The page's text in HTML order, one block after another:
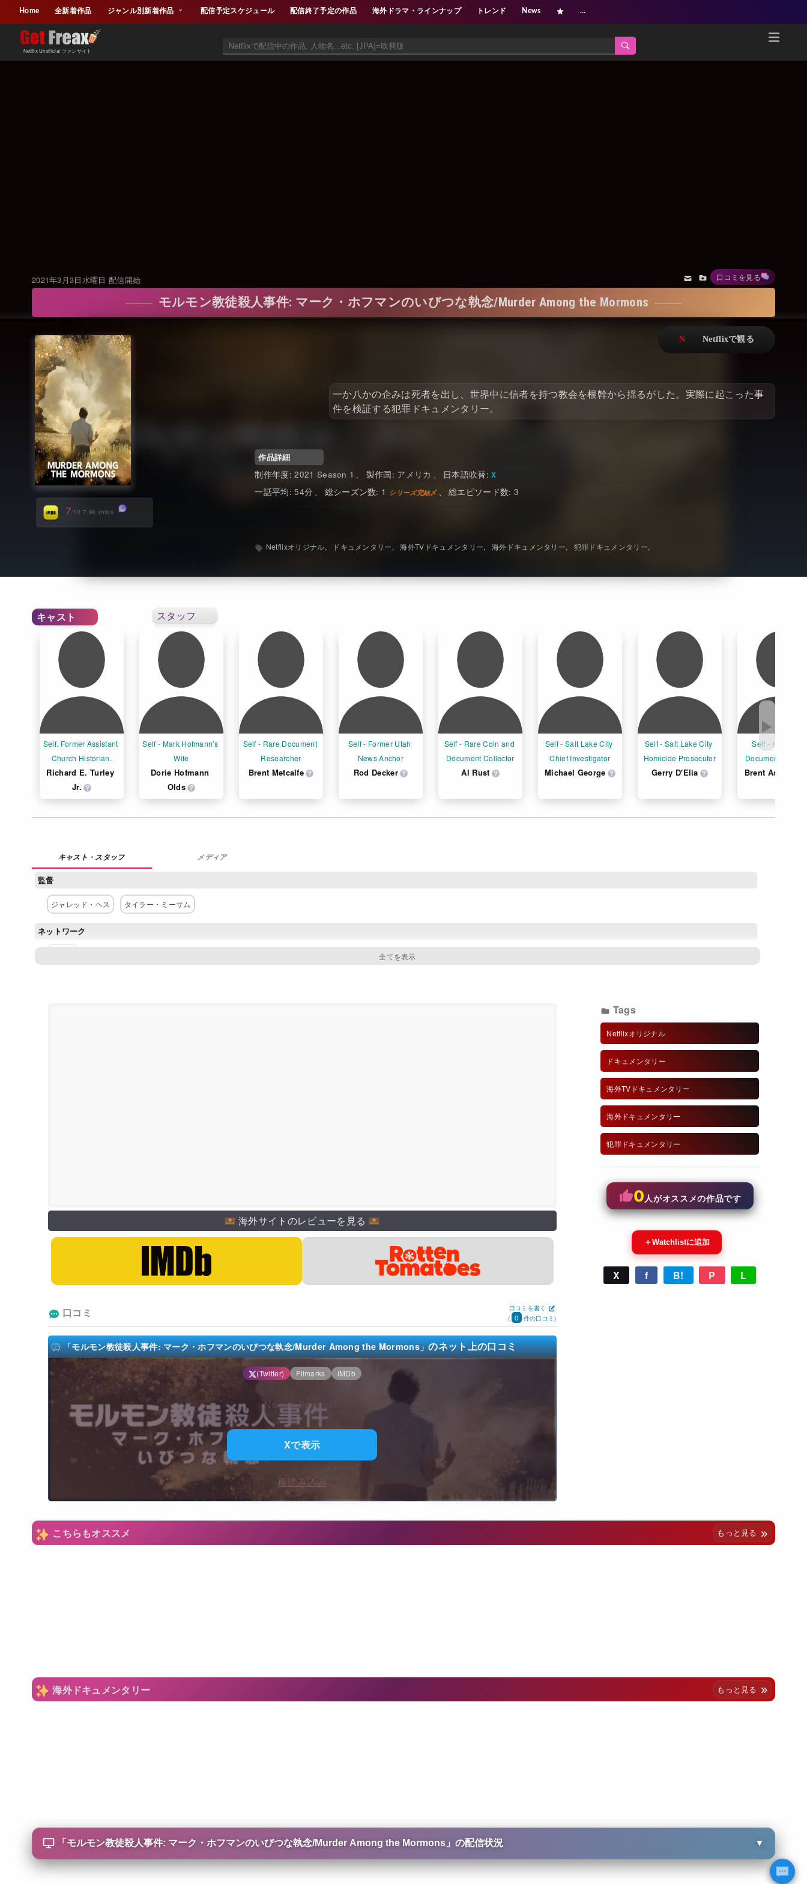
Home 全新着作品 ジャンル別新着作品 配信予定スケジュール 配信終了予定の作品 海外ドラマ・ラインナップ トレンド News …
Netflix Unofficial ファンサイト
Netflix新着作品
アジア映画
ドキュメンタリー
Netflixオリジナル作品
日本語吹替対応作品
その他の国のTV番組
Watchlistへ
Netflix 吹替版作品
Netflix 高い評価の海外作品
Netflixコース別料金プラン
2021年3月3日水曜日 配信開始 口コミを見る
モルモン教徒殺人事件: マーク・ホフマンのいびつな執念/Murder Among the Mormons
一か八かの企みは死者を出し、世界中に信者を持つ教会を根幹から揺るがした。実際に起こった事
件を検証する犯罪ドキュメンタリー。
作品詳細
2021 Season 1
アメリカ
日本語吹替
54
1 3
7/10 7.9k votes
▶
スタッフ
キャスト
Self. Former Assistant
Church Historian.
Richard E. Turley
Jr.
Self - Mark Hofmann's
Wife
Dorie Hofmann
Olds
Self - Rare Document
Researcher
Brent Metcalfe
Self - Former Utah
News Anchor
Rod Decker
Self - Rare Coin and
Document Collector
Al Rust
Self - Salt Lake City
Chief Investigator
Michael George
Self - Salt Lake City
Homicide Prosecutor
Gerry D'Elia
Self - Historical
Document
Brent Ashworth
メディア
監督
ジャレッド・ヘス タイラー・ミーサム
ネットワーク
Netflixオリジナル ドキュメンタリー 海外TVドキュメンタリー 海外ドキュメンタリー 犯罪ドキュメンタリー
海外サイトのレビューを見る
口コミ
口コミを書く
(
0 件の口コミ)
「モルモン教徒殺人事件: マーク・ホフマンのいびつな執念/Murder Among the Mormons」のネット上の口コミ
(Twitter) Filmarks IMDb
No results found.
Xで表示
再読み込み
Tags
Netflixオリジナル
ドキュメンタリー
海外TVドキュメンタリー
海外ドキュメンタリー
犯罪ドキュメンタリー
0人がオススメの作品です
＋Watchlistに追加
X f B! P L
こちらもオススメ もっと見る
海外ドキュメンタリー もっと見る
「 モルモン教徒殺人事件: マーク・ホフマンのいびつな執念/Murder Among the Mormons」の配信状況 ▼